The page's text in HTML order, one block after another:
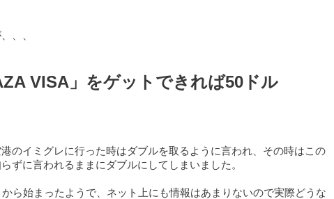
、、
VISA」をゲットできれば50ドル
のイミグレに行った時はダブルを取るように言われ、その時はこの
ずに言われるままにダブルにしてしまいました。
から始まったようで、ネット上にも情報はあまりないので実際どうな